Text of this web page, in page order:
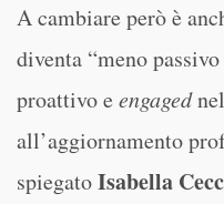
A cambiare però è
diventa “meno
proattivo e engaged
all’aggiornamento
spiegatoIsabella